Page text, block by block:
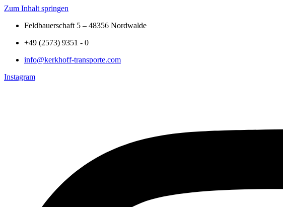
Zum Inhalt springen
Feldbauerschaft 5 – 48356 Nordwalde
+49 (2573) 9351 - 0
info@kerkhoff-transporte.com
Instagram